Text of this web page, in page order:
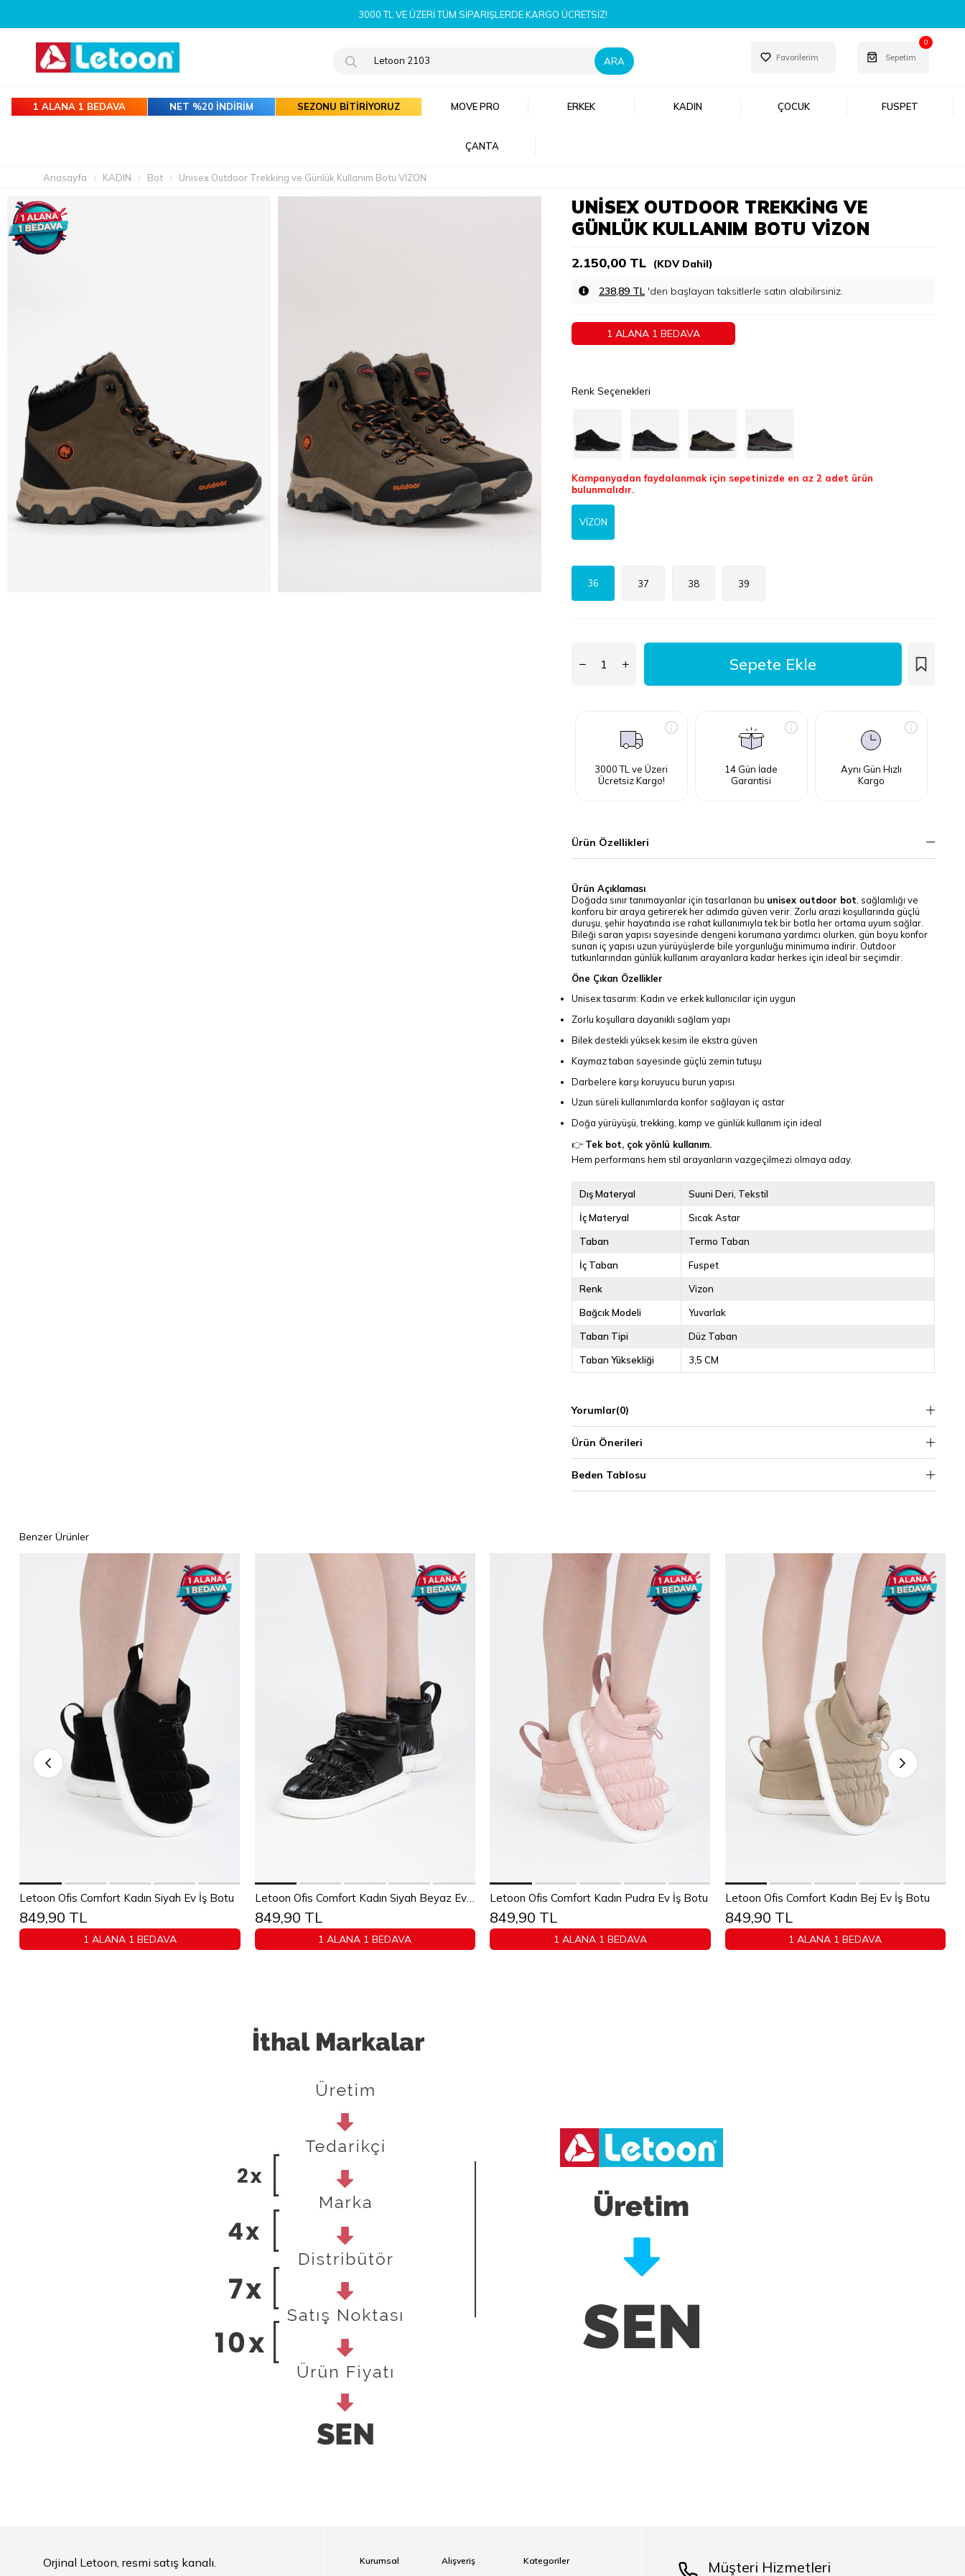
Favorilerim Sepetim
0
1 ALANA 1 BEDAVA NET %20 İNDİRİM SEZONU BİTİRİYORUZ MOVE PRO ERKEK KADIN ÇOCUK FUSPET
ÇANTA
Anasayfa KADIN Bot Unisex Outdoor Trekking ve Günlük Kullanım Botu VİZON
UNISEX OUTDOOR TREKKING VE
GÜNLÜK KULLANIM BOTU VİZON
2.150,00 TL (KDV Dahil)
238,89 TL 'den başlayan taksitlerle
1 ALANA 1 BEDAVA
Renk Seçenekleri
Kampanyadan faydalanmak için sepetinizde en az 2 adet ürün
bulunmalıdır.
VİZON
36 37 38 39
3000 TL ve Üzeri
Ücretsiz Kargo!
14 Gün İade
Garantisi
Aynı Gün Hızlı
Kargo
Ürün Özellikleri
Ürün Açıklaması
Doğada sınır tanımayanlar için tasarlanan bu unisex outdoor bot , sağlamlığı ve
konforu bir araya getirerek her adımda güven verir. Zorlu arazi koşullarında güçlü
duruşu, şehir hayatında ise rahat kullanımıyla tek bir botla her ortama uyum sağlar.
Bileği saran yapısı sayesinde dengeni korumana yardımcı olurken, gün boyu konfor
sunan iç yapısı uzun yürüyüşlerde bile yorgunluğu minimuma indirir. Outdoor
tutkunlarından günlük kullanım arayanlara kadar herkes için ideal bir seçimdir.
Öne Çıkan Özellikler
Unisex tasarım: Kadın ve erkek kullanıcılar için uygun
Zorlu koşullara dayanıklı sağlam yapı
Bilek destekli yüksek kesim ile ekstra güven
Kaymaz taban sayesinde güçlü zemin tutuşu
Darbelere karşı koruyucu burun yapısı
Uzun süreli kullanımlarda konfor sağlayan iç astar
Doğa yürüyüşü, trekking, kamp ve günlük kullanım için ideal
👉 Tek bot, çok yönlü kullanım.
Hem performans hem stil arayanların vazgeçilmezi olmaya aday.
Dış Materyal Suuni Deri Tekstil
İç Materyal Sıcak Astar
Taban Termo Taban
İç Taban Fuspet
Renk Vizon
Bağcık Modeli Yuvarlak
Taban Tipi Düz Taban
Taban Yüksekliği 3,5 CM
Yorumlar(0)
Ürün Önerileri
Beden Tablosu
Benzer Ürünler
Sepete Ekle
36
Letoon Ofis Comfort Kadın Siyah Ev İş Botu
849,90 TL
1 ALANA 1 BEDAVA
Sepete Ekle
36
Letoon Ofis Comfort Kadın Siyah Beyaz Ev İş Botu
849,90 TL
1 ALANA 1 BEDAVA
Sepete Ekle
36
Letoon Ofis Comfort Kadın Pudra Ev İş Botu
849,90 TL
1 ALANA 1 BEDAVA
Sepete Ekle
36
Letoon Ofis Comfort Kadın Bej Ev İş Botu
849,90 TL
1 ALANA 1 BEDAVA
Orjinal Letoon, resmi satış kanalı. Kurumsal Alışveriş Kategoriler Müşteri Hizmetleri